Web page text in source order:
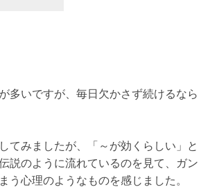
多いですが、毎日欠かさず続けるなら
てみましたが、「～が効くらしい」と
説のように流れているのを見て、ガン
う心理のようなものを感じました。